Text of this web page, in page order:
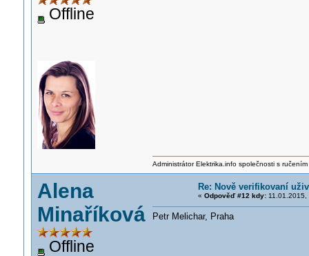
Offline
Administrátor Elektrika.info společnosti s
Alena
Minaříková
Offline
Re: Nově verifikovaní
« Odpověď #12 kdy:11.01.2015,
Petr Melichar, Praha